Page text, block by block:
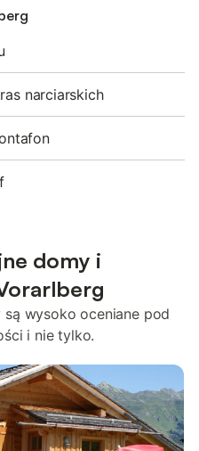
narciarskich
domy i
wysoko oceniane pod
i nie tylko.